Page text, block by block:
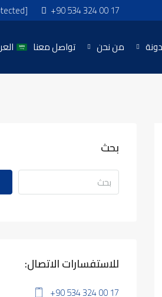
+90 534 324 00 17
من نحن تواصل معنا
بحث
للاستفسارات الاتصال:
+90 534 324 00 17